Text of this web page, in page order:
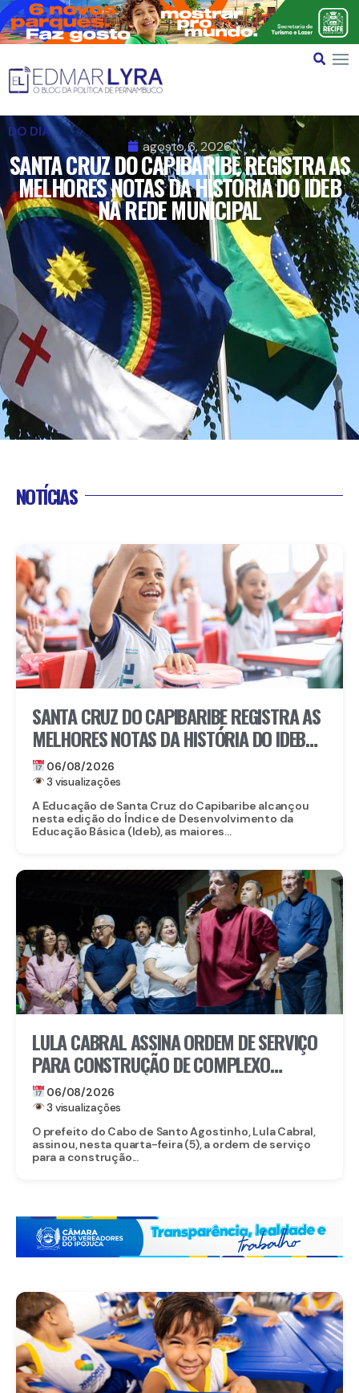
DO DIA
agosto 6, 2026
SANTA CRUZ DO CAPIBARIBE REGISTRA AS
MELHORES NOTAS DA HISTÓRIA DO IDEB
NA REDE MUNICIPAL
NOTÍCIAS
SANTA CRUZ DO CAPIBARIBE REGISTRA AS
MELHORES NOTAS DA HISTÓRIA DO IDEB
NA REDE MUNICIPAL
06/08/2026
3 visualizações
A Educação de Santa Cruz do Capibaribe alcançou
nesta edição do Índice de Desenvolvimento da
Educação Básica (Ideb), as maiores...
LULA CABRAL ASSINA ORDEM DE SERVIÇO
PARA CONSTRUÇÃO DE COMPLEXO
EDUCACIONAL EM SERRARIA
06/08/2026
3 visualizações
O prefeito do Cabo de Santo Agostinho, Lula Cabral,
assinou, nesta quarta-feira (5), a ordem de serviço
para a construção...